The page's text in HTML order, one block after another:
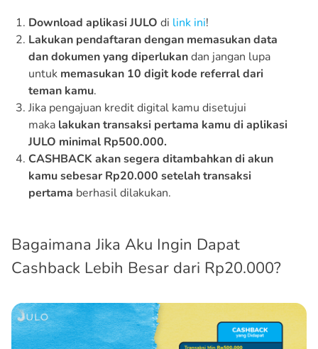
Download aplikasi JULO di link ini!
Lakukan pendaftaran dengan memasukan data
dan dokumen yang diperlukandan jangan lupa
untuk memasukan 10 digit kode referral dari
teman kamu.
Jika pengajuan kredit digital kamu disetujui
maka lakukan transaksi pertama kamu di aplikasi
JULO minimal Rp500.000.
CASHBACK akan segera ditambahkan di akun
kamu sebesar Rp20.000 setelah transaksi
pertama berhasil dilakukan.
Bagaimana Jika Aku Ingin Dapat
Cashback Lebih Besar dari Rp20.000?